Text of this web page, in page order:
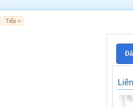
Tiếp >